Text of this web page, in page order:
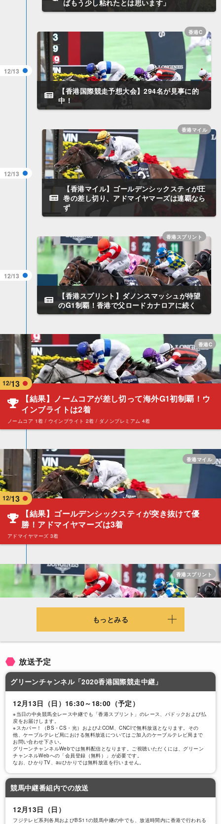
ばもう少し粘れたとは思います」
12/13
香港C
【香港国際競走予想大会】294名が見事に的
中！
12/13
香港マイル
【香港マイル】ゴールデンシックスティが圧
巻の差し切り、アドマイヤマーズは連覇なら
ず
12/13
香港スプリント
【香港スプリント】ダノンスマッシュが待望
のG1制覇！香港で父ロードカナロアに続く
12/13
香港C
【結果】ノームコアが差し切って海外G1初制覇！ウ
インブライトは2着
ノームコア 1着 / ウインブライト 2着 / ダノンプレミアム 4着
12/13
香港マイル
【結果】ゴールデンシックスティが突き抜けて優
勝！アドマイヤマーズは3着
アドマイヤマーズ 3着
香港スプリント
ドカナロアとの父子制覇達成
12/13
【単勝オッズ】現地1番人気は変わらずホッ
トキングプローン！ダノンスマッシュはJRA
で3番人気
もっとみる
放送予定
グリーンチャンネル「2020香港国際競走中継」
12月13日（日）16:30～18:00（予定）
※当日の中央競馬全レース中継でも「香港スプリント」のレース、パドックおよび払
戻をお届けします。
※スカパー！（BS・CS・光）およびJ:COM、CNCIで無料放送となります。その
他、ケーブルテレビ局における無料放送についてはご加入のケーブルテレビ局まで
お問い合わせ下さい。
グリーンチャンネルWebでは無料配信となります。ご視聴いただくには、グリーン
チャンネルWebへの「会員登録（無料）」が必要です。
なお、ひかりTV、auひかりでは無料放送を行いません。
競馬中継番組内での放送
12月13日（日）
フジテレビ系列各局およびBS11の競馬中継の中でも、放送時間内に香港で行われる